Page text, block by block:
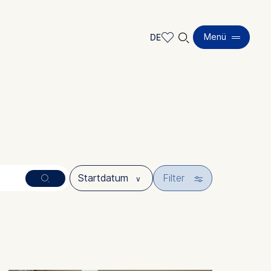
DE 🔍︎ Menü
Filter 🎚︎